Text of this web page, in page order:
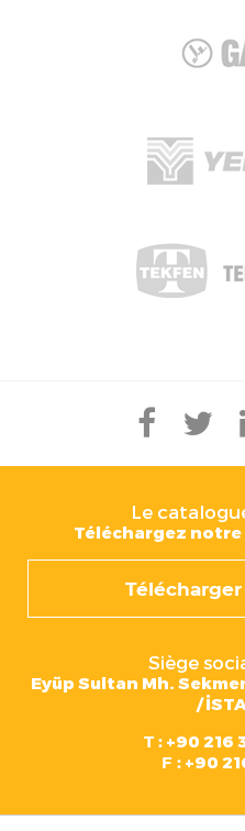
Le
Téléchargez
Siège
Eyüp Sultan Mh.
/
T :+90 216
F : +90